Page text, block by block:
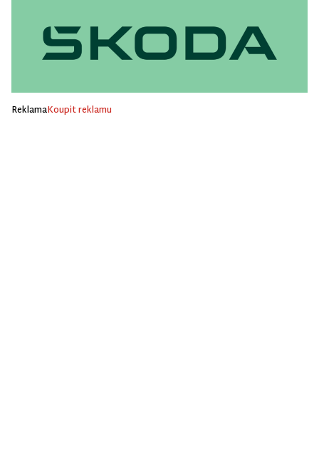
ReklamaKoupit reklamu